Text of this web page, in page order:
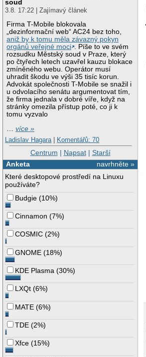
soud
3.8. 17:22 | Zajímavý článek
Firma T-Mobile blokovala
„dezinformační web“ AC24 bez toho,
aniž by k tomu měla závazný pokyn
orgánů veřejné moci . Píše to ve svém
rozsudku Městský soud v Praze, který
po čtyřech letech uzavřel kauzu blokace
zmíněného webu. Operátor musí
uhradit škodu ve výši 35 tisíc korun.
Advokát společnosti T-Mobile se snažil i
u odvolacího senátu argumentovat tím,
že firma jednala v dobré víře, když na
stránky omezila přístup poté, co ji k
tomu vyzvalo
…více »
Ladislav Hagara | Komentářů: 70
Centrum | Napsat| Starší
navrhněte »
Anketa
Které desktopové prostředí na Linuxu
používáte?
Budgie (10%)
Cinnamon (7%)
COSMIC (2%)
GNOME (18%)
KDE Plasma (30%)
LXQt (6%)
MATE (6%)
TDE (2%)
Xfce (15%)